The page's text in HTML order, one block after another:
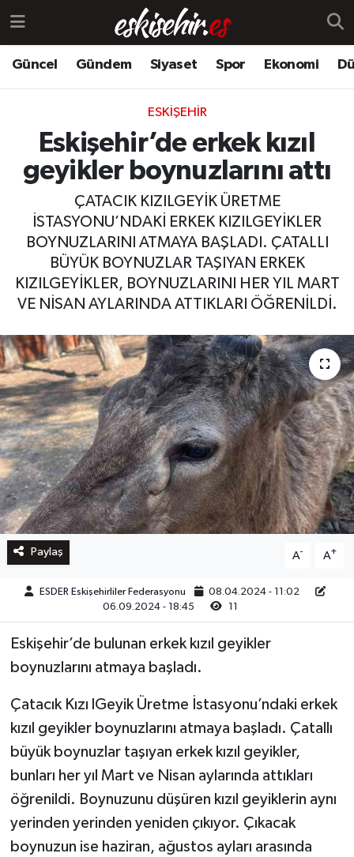
Güncel Gündem Siyaset Spor Ekonomi
ESKIŞEHIR
Eskişehir’de erkek kızıl
geyikler boynuzlarını attı
ÇATACIK KIZILGEYİK ÜRETME
İSTASYONU’NDAKİ ERKEK KIZILGEYİKLER
BOYNUZLARINI ATMAYA BAŞLADI. ÇATALLI
BÜYÜK BOYNUZLAR TAŞIYAN ERKEK
KIZILGEYİKLER, BOYNUZLARINI HER YIL MART
VE NİSAN AYLARINDA ATTIKLARI ÖĞRENİLDİ.
Paylaş A- A+
ESDER Eskişehirliler Federasyonu
08.04.2024 - 11:02
06.09.2024 - 18:45
Eskişehir’de bulunan erkek kızıl geyikler
boynuzlarını atmaya başladı.
Çatacık Kızı lGeyik Üretme İstasyonu’ndaki erkek
kızıl geyikler boynuzlarını atmaya başladı. Çatallı
büyük boynuzlar taşıyan erkek kızıl geyikler,
bunları her yıl Mart ve Nisan aylarında attıkları
öğrenildi. Boynuzunu düşüren kızıl geyiklerin aynı
yerinden yerinden yeniden çıkıyor. Çıkacak
boynuzun ise haziran, ağustos ayları arasında